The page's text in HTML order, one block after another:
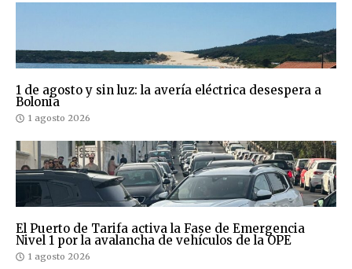
1 de agosto y sin luz: la avería eléctrica desespera a
Bolonia
1 agosto 2026
El Puerto de Tarifa activa la Fase de Emergencia
Nivel 1 por la avalancha de vehículos de la OPE
1 agosto 2026